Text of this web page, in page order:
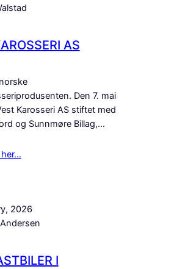
AS
Den 7. mai
Karosseri AS stiftet med
og Sunnmøre Billag,…
2026
I